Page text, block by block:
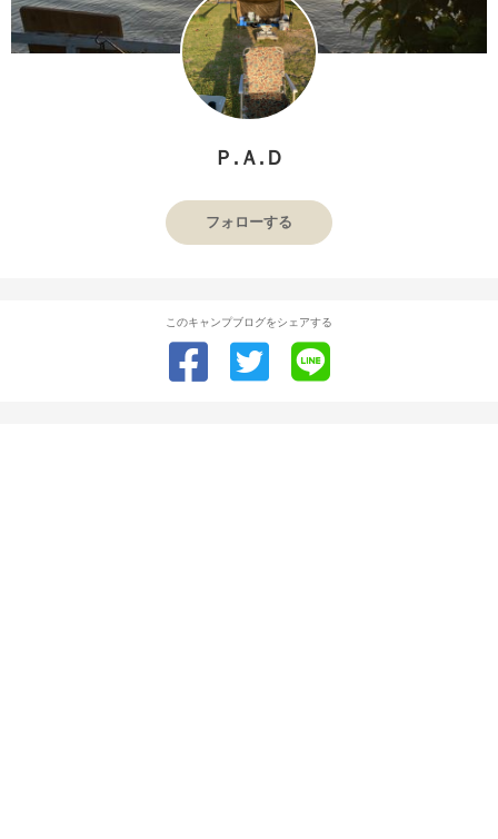
Ｐ.Ａ.Ｄ
フォローする
このキャンプブログをシェアする